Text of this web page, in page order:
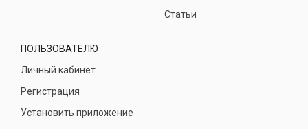
Статьи
ПОЛЬЗОВАТЕЛЮ
Личный кабинет
Регистрация
Установить приложение